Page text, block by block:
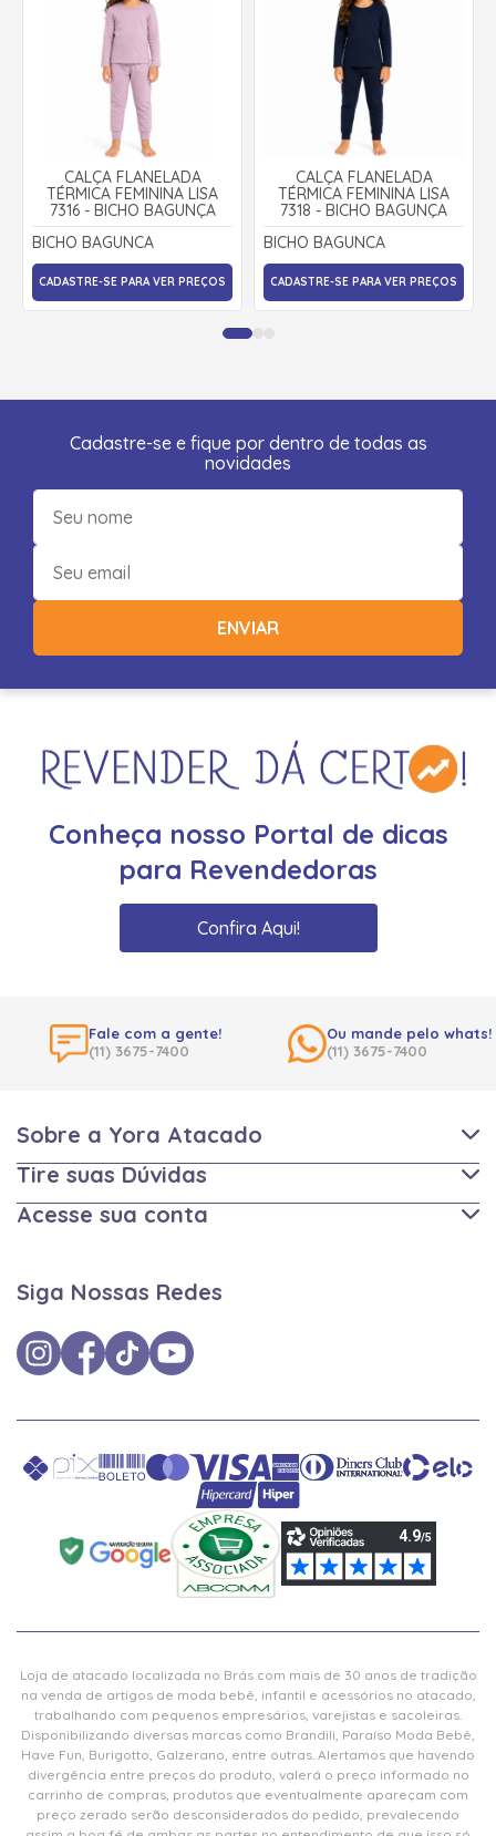
CALÇA FLANELADA
TÉRMICA FEMININA LISA
7316 - BICHO BAGUNÇA
BICHO BAGUNCA
CADASTRE-SE PARA VER PREÇOS
CALÇA FLANELADA
TÉRMICA FEMININA LISA
7318 - BICHO BAGUNÇA
BICHO BAGUNCA
CADASTRE-SE PARA VER PREÇOS
Cadastre-se e fique por dentro de todas as
novidades
ENVIAR
Conheça nosso Portal de dicas
para Revendedoras
Confira Aqui!
Fale com a gente!
(11) 3675-7400
Ou mande pelo whats!
(11) 3675-7400
Sobre a Yora Atacado
Tire suas Dúvidas
Acesse sua conta
Siga Nossas Redes
Loja de atacado localizada no Brás com mais de 30 anos de tradição
na venda de artigos de moda bebê, infantil e acessórios no atacado,
trabalhando com pequenos empresários, varejistas e sacoleiras.
Disponibilizando diversas marcas como Brandili, Paraíso Moda Bebê,
Have Fun, Burigotto, Galzerano, entre outras. Alertamos que havendo
divergência entre preços do produto, valerá o preço informado no
carrinho de compras, produtos que eventualmente apareçam com
preço zerado serão desconsiderados do pedido, prevalecendo